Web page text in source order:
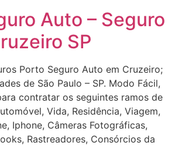
Auto – Seguro
SP
Porto Seguro Auto em Cruzeiro;
de São Paulo – SP. Modo Fácil,
contratar os seguintes ramos de
Vida, Residência, Viagem,
Iphone, Câmeras Fotográficas,
Rastreadores, Consórcios da